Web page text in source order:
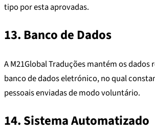
tipo por esta aprovadas.
13. Banco de Dados
A M21Global Traduções mantém os dados
banco de dados eletrónico, no qual
pessoais enviadas de modo voluntário.
14. Sistema Automatizado